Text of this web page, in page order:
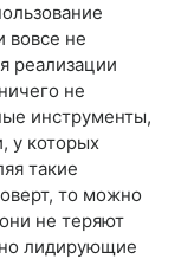
вовсе не
реализации
не
инструменты,
у которых
такие
то можно
не теряют
лидирующие